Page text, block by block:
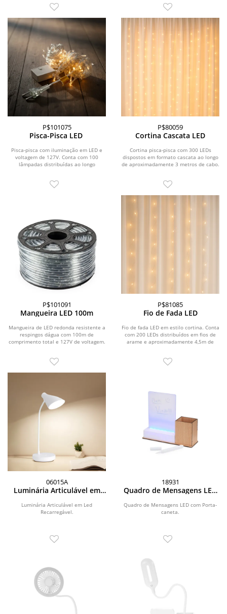
P$101075
Pisca-Pisca LED
Pisca-pisca com iluminação em LED e
voltagem de 127V. Conta com 100
lâmpadas distribuídas ao longo
P$80059
Cortina Cascata LED
Cortina pisca-pisca com 300 LEDs
dispostos em formato cascata ao longo
de aproximadamente 3 metros de cabo.
P$101091
Mangueira LED 100m
Mangueira de LED redonda resistente a
respingos dágua com 100m de
comprimento total e 127V de voltagem.
P$81085
Fio de Fada LED
Fio de fada LED em estilo cortina. Conta
com 200 LEDs distribuídos em fios de
arame e aproximadamente 4,5m de
06015A
Luminária Articulável em
Luminária Articulável em Led
Recarregável.
18931
Quadro de Mensagens LED
Quadro de Mensagens LED com Porta-
caneta.